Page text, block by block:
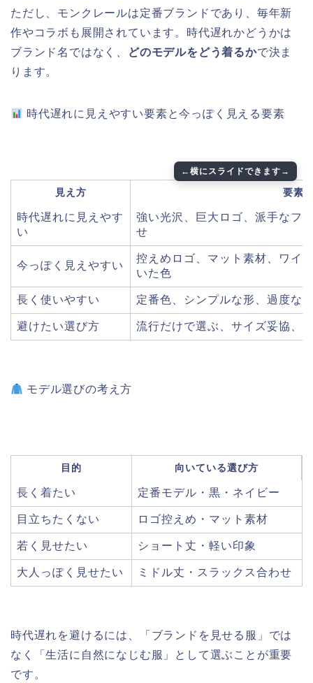
ただし、モンクレールは定番ブランドであり、毎年新
作やコラボも展開されています。時代遅れかどうかは
ブランド名ではなく、
どのモデルをどう着るかで決ま
ります。
時代遅れに見えやすい要素と今っぽく見える要素
見え方 要素
時代遅れに見えやす
い
強い光沢、巨大ロゴ、派手なフ
せ
今っぽく見えやすい
控えめロゴ、マット素材、ワイ
いた色
長く使いやすい 定番色、シンプルな形、過度な
避けたい選び方 流行だけで選ぶ、サイズ妥協、
モデル選びの考え方
目的 向いている選び方
長く着たい 定番モデル・黒・ネイビー
目立ちたくない ロゴ控えめ・マット素材
若く見せたい ショート丈・軽い印象
大人っぽく見せたい ミドル丈・スラックス合わせ
時代遅れを避けるには、「ブランドを見せる服」では
なく「生活に自然になじむ服」として選ぶことが重要
です。